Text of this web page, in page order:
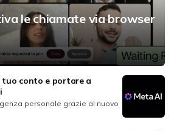
le chiamate via browser
tuo conto e portare a
personale grazie al nuovo